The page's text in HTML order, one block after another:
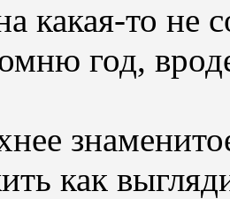
какая-то не
год,
как